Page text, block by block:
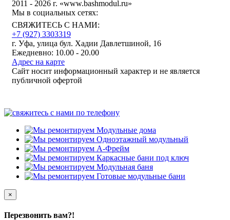
2011 - 2026 г. «www.bashmodul.ru»
Мы в социальных сетях:
СВЯЖИТЕСЬ С НАМИ:
+7 (927) 3303319
г. Уфа, улица бул. Хадии Давлетшиной, 16
Ежедневно: 10.00 - 20.00
Адрес на карте
Сайт носит информационный характер и не является
публичной офертой
×
Перезвонить вам?!